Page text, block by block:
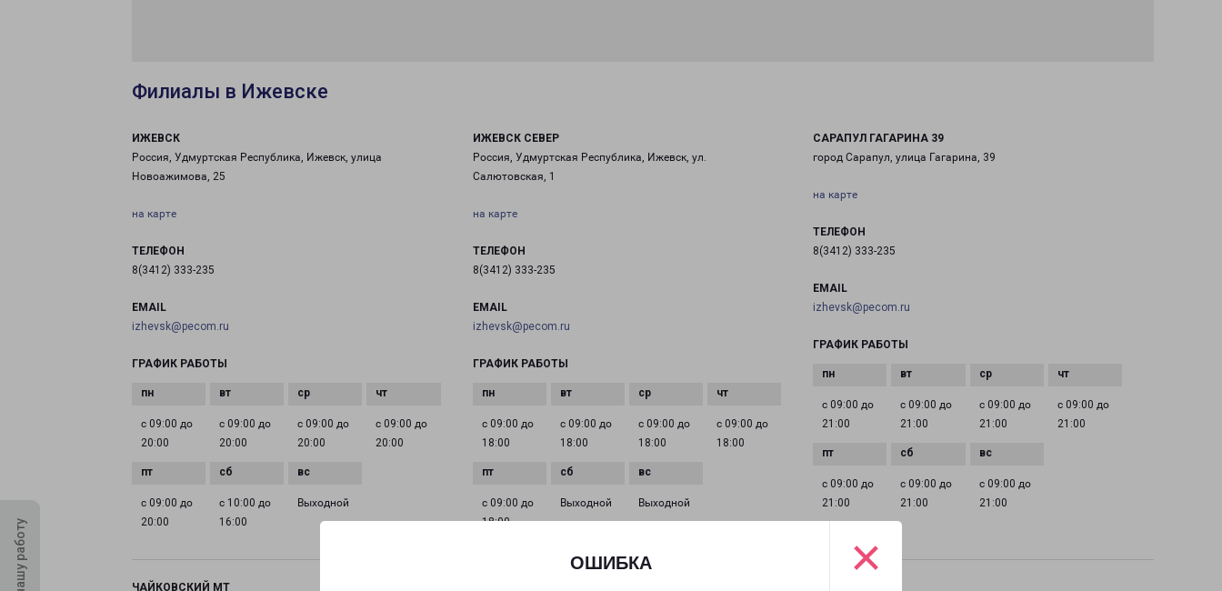
ОШИБКА ×
Филиалы в Ижевске
ИЖЕВСК
Россия, Удмуртская Республика, Ижевск, улица
Новоажимова, 25
на карте
ТЕЛЕФОН
8(3412) 333-235
EMAIL
izhevsk@pecom.ru
ГРАФИК РАБОТЫ
с 09:00 до
20:00
с 09:00 до
20:00
с 09:00 до
20:00
с 09:00 до
20:00
с 09:00 до
20:00
с 10:00 до
16:00
Выходной
ИЖЕВСК СЕВЕР
Россия, Удмуртская Республика, Ижевск, ул.
Салютовская, 1
на карте
ТЕЛЕФОН
8(3412) 333-235
EMAIL
izhevsk@pecom.ru
ГРАФИК РАБОТЫ
с 09:00 до
18:00
с 09:00 до
18:00
с 09:00 до
18:00
с 09:00 до
18:00
с 09:00 до
18:00
Выходной Выходной
САРАПУЛ ГАГАРИНА 39
город Сарапул, улица Гагарина, 39
на карте
ТЕЛЕФОН
8(3412) 333-235
EMAIL
izhevsk@pecom.ru
ГРАФИК РАБОТЫ
с 09:00 до
21:00
с 09:00 до
21:00
с 09:00 до
21:00
с 09:00 до
21:00
с 09:00 до
21:00
с 09:00 до
21:00
с 09:00 до
21:00
ЧАЙКОВСКИЙ МТ